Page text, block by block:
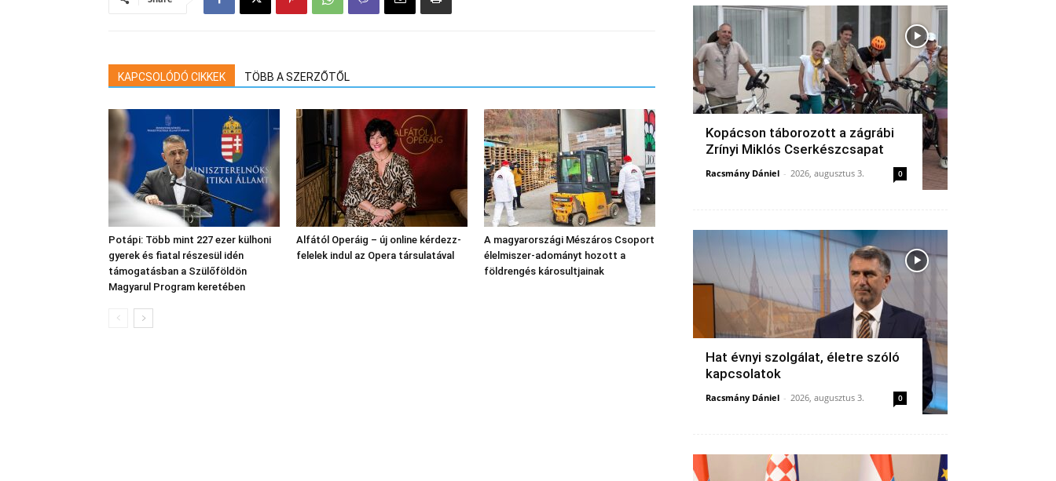
KAPCSOLÓDÓ CIKKEK TÖBB A SZERZŐTŐL
Potápi: Több mint 227 ezer külhoni
gyerek és fiatal részesül idén
támogatásban a Szülőföldön
Magyarul Program keretében
Alfától Operáig – új online kérdezz-
felelek indul az Opera társulatával
A magyarországi Mészáros Csoport
élelmiszer-adományt hozott a
földrengés károsultjainak
Kopácson táborozott a zágrábi
Zrínyi Miklós Cserkészcsapat
Racsmány Dániel - 2026, augusztus 3. 0
Hat évnyi szolgálat, életre szóló
kapcsolatok
Racsmány Dániel - 2026, augusztus 3. 0